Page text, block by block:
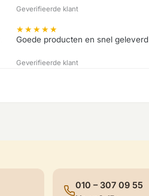
Geverifieerde klant
★★★★★
Goede producten en snel geleverd
Geverifieerde klant
010 – 307 09 55